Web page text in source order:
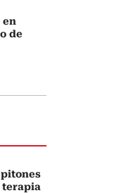
en
de
terapia